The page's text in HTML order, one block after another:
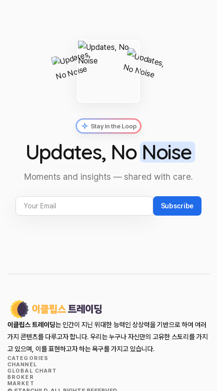
Stay in the Loop
Updates, NoNoise
Moments and insights — shared with care.
Subscribe
이클립스 트레이딩는 인간이 지닌 위대한 능력인 상상력을 기반으로 하여 여러
가지 콘텐츠를 다루고자 합니다. 우리는 누구나 자신만의 고유한 스토리를 가지
고 있으며, 이를 표현하고자 하는 욕구를 가지고 있습니다.
CATEGORIES
CHANNEL
GLOBAL CHART
BROKER
MARKET